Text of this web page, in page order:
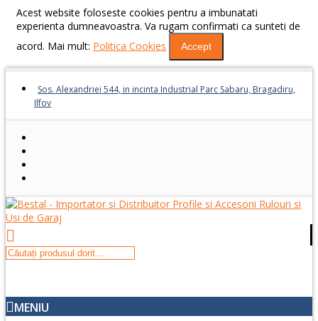
Acest website foloseste cookies pentru a imbunatati
experienta dumneavoastra. Va rugam confirmati ca sunteti de
acord. Mai mult: Politica Cookies Accept
Sos. Alexandriei 544, in incinta Industrial Parc Sabaru, Bragadiru,
Ilfov
MENIU